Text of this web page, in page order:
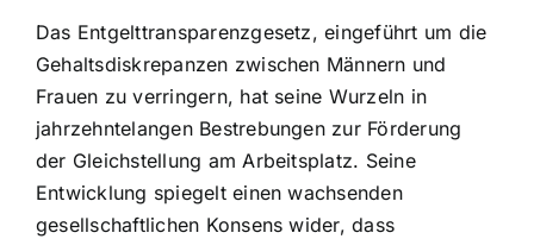
Das Entgelttransparenzgesetz, eingeführt um die
Gehaltsdiskrepanzen zwischen Männern und
Frauen zu verringern, hat seine Wurzeln in
jahrzehntelangen Bestrebungen zur Förderung
der Gleichstellung am Arbeitsplatz. Seine
Entwicklung spiegelt einen wachsenden
gesellschaftlichen Konsens wider, dass